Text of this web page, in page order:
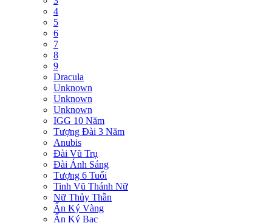
4
5
6
7
8
9
Dracula
Unknown
Unknown
Unknown
IGG 10 Năm
Tượng Đài 3 Năm
Anubis
Đài Vũ Trụ
Đài Ánh Sáng
Tượng 6 Tuổi
Tinh Vũ Thánh Nữ
Nữ Thủy Thần
Ấn Ký Vàng
Ấn Ký Bạc